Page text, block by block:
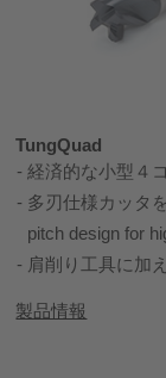
TungQuad
経済的な小型４
多刃仕様カッタ
pitch design for
肩削り工具に加
製品情報